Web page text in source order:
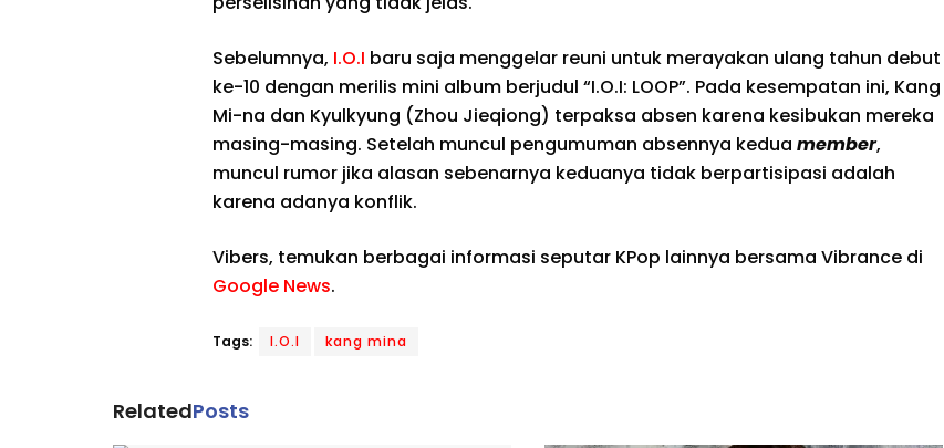
Sebelumnya, I.O.I baru saja menggelar reuni untuk merayakan ulang tahun debut
ke-10 dengan merilis mini album berjudul “I.O.I: LOOP”. Pada kesempatan ini, Kang
Mi-na dan Kyulkyung (Zhou Jieqiong) terpaksa absen karena kesibukan mereka
masing-masing. Setelah muncul pengumuman absennya kedua member,
muncul rumor jika alasan sebenarnya keduanya tidak berpartisipasi adalah
karena adanya konflik.
Vibers, temukan berbagai informasi seputar KPop lainnya bersama Vibrance di
Google News.
Tags: I.O.I kang mina
RelatedPosts